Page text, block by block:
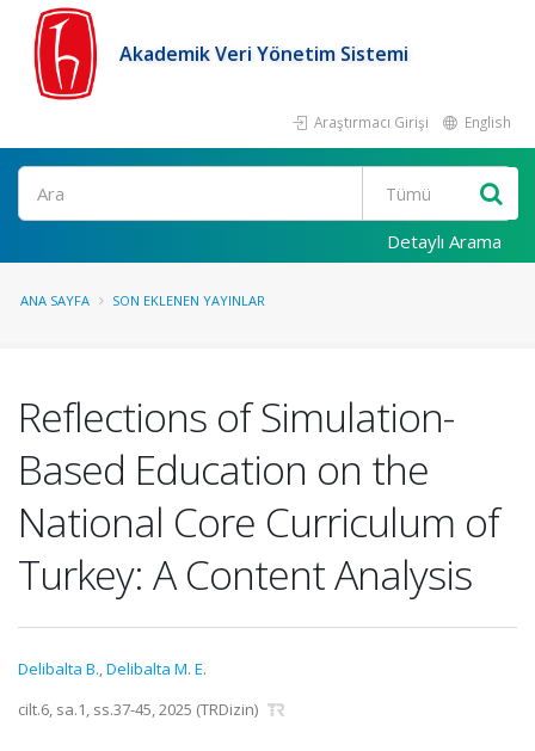
Akademik Veri Yönetim Sistemi
Araştırmacı Girişi English
Ara
Detaylı Arama
ANA SAYFA SON EKLENEN YAYINLAR
Reflections of Simulation-
Based Education on the
National Core Curriculum of
Turkey: A Content Analysis
Delibalta B.,Delibalta M. E.
cilt.6, sa.1, ss.37-45, 2025 (TRDizin)